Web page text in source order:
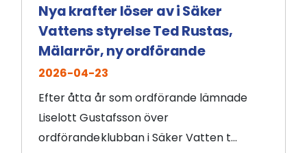
2026-04-23
Nya krafter löser av i Säker
Vattens styrelse Ted Rustas,
Mälarrör, ny ordförande
Efter åtta år som ordförande lämnade
Liselott Gustafsson över
ordförandeklubban i Säker Vatten t...